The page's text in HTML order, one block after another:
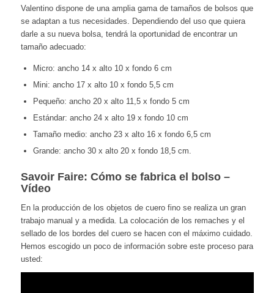
Valentino dispone de una amplia gama de tamaños de bolsos que
se adaptan a tus necesidades. Dependiendo del uso que quiera
darle a su nueva bolsa, tendrá la oportunidad de encontrar un
tamaño adecuado:
Micro: ancho 14 x alto 10 x fondo 6 cm
Mini: ancho 17 x alto 10 x fondo 5,5 cm
Pequeño: ancho 20 x alto 11,5 x fondo 5 cm
Estándar: ancho 24 x alto 19 x fondo 10 cm
Tamaño medio: ancho 23 x alto 16 x fondo 6,5 cm
Grande: ancho 30 x alto 20 x fondo 18,5 cm.
Savoir Faire: Cómo se fabrica el bolso –
Vídeo
En la producción de los objetos de cuero fino se realiza un gran
trabajo manual y a medida. La colocación de los remaches y el
sellado de los bordes del cuero se hacen con el máximo cuidado.
Hemos escogido un poco de información sobre este proceso para
usted: